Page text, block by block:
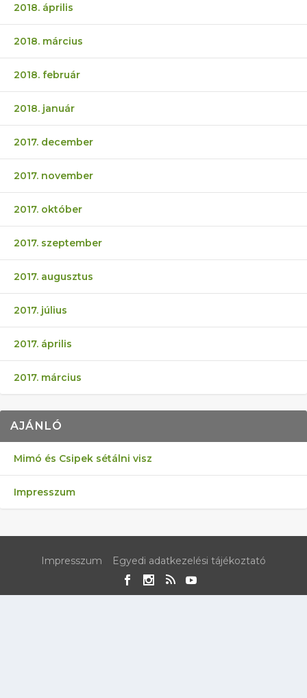
2018. április
2018. március
2018. február
2018. január
2017. december
2017. november
2017. október
2017. szeptember
2017. augusztus
2017. július
2017. április
2017. március
AJÁNLÓ
Mimó és Csipek sétálni visz
Impresszum
Impresszum Egyedi adatkezelési tájékoztató